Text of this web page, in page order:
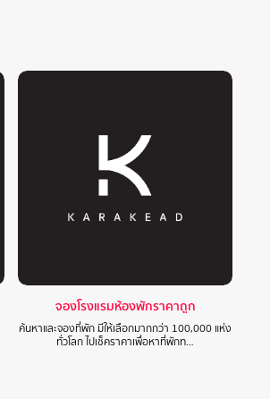
จองโรงแรมห้องพักราคาถูก
ค้นหาและจองที่พัก มีให้เลือกมากกว่า 100,000 แห่ง
ทั่วโลก ไปเช็คราคาเพื่อหาที่พักท…